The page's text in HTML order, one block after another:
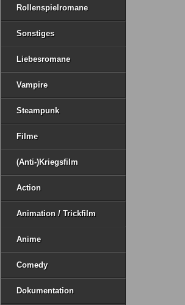
Rollenspielromane
Sonstiges
Liebesromane
Vampire
Steampunk
Filme
(Anti-)Kriegsfilm
Action
Animation / Trickfilm
Anime
Comedy
Dokumentation